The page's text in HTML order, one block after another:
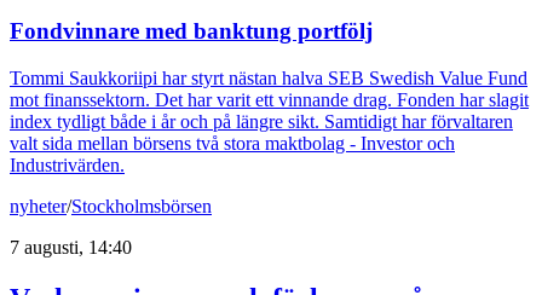
Fondvinnare med banktung portfölj
Tommi Saukkoriipi har styrt nästan halva SEB Swedish Value Fund
mot finanssektorn. Det har varit ett vinnande drag. Fonden har slagit
index tydligt både i år och på längre sikt. Samtidigt har förvaltaren
valt sida mellan börsens två stora maktbolag - Investor och
Industrivärden.
nyheter/Stockholmsbörsen
7 augusti, 14:40